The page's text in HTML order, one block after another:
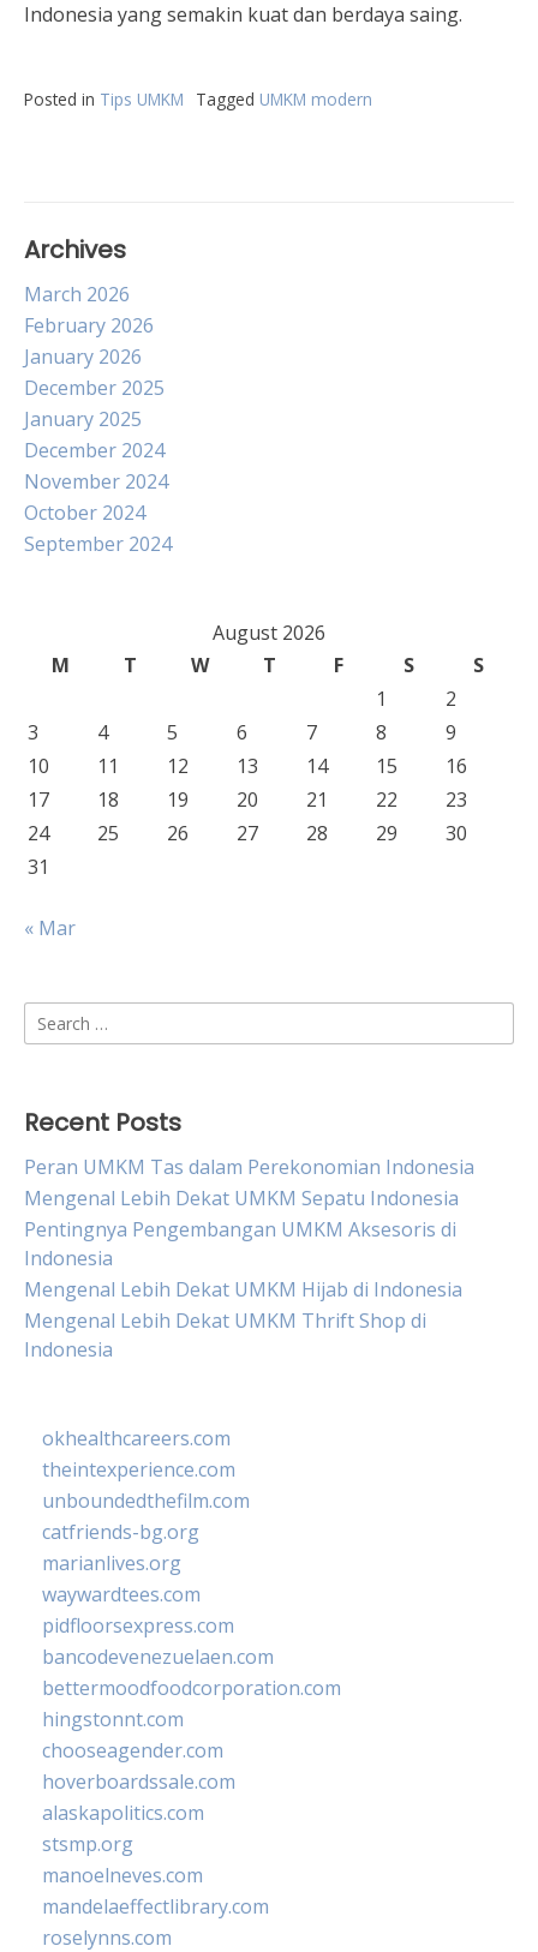
Indonesia yang semakin kuat dan berdaya saing.
Posted in Tips UMKM Tagged UMKM modern
Archives
March 2026
February 2026
January 2026
December 2025
January 2025
December 2024
November 2024
October 2024
September 2024
August 2026
M
T W T F S
S
1
2
3
4 5 6 7 8
9
10
11 12 13 14 15
16
17
18 19 20 21 22
23
24
25 26 27 28 29
30
31
« Mar
Search
for:
Recent Posts
Peran UMKM Tas dalam Perekonomian Indonesia
Mengenal Lebih Dekat UMKM Sepatu Indonesia
Pentingnya Pengembangan UMKM Aksesoris di
Indonesia
Mengenal Lebih Dekat UMKM Hijab di Indonesia
Mengenal Lebih Dekat UMKM Thrift Shop di
Indonesia
okhealthcareers.com
theintexperience.com
unboundedthefilm.com
catfriends-bg.org
marianlives.org
waywardtees.com
pidfloorsexpress.com
bancodevenezuelaen.com
bettermoodfoodcorporation.com
hingstonnt.com
chooseagender.com
hoverboardssale.com
alaskapolitics.com
stsmp.org
manoelneves.com
mandelaeffectlibrary.com
roselynns.com